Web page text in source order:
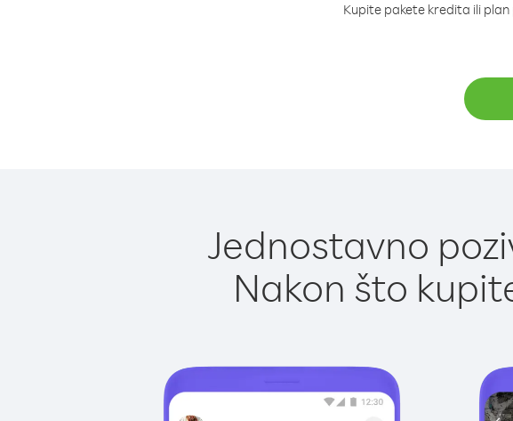
Kupite pakete kredita ili
Jednostavno
Nakon što